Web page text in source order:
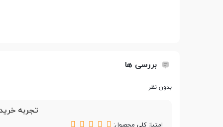
مقدار RAM
بررسی ها
بدون نظر
تجربه
امتیاز کلی محصول: